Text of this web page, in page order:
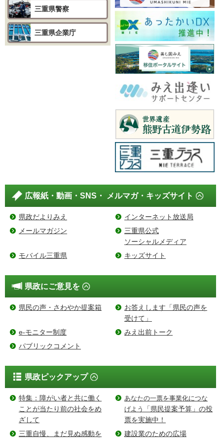
三重県警察
三重県企業庁
広報紙・動画・SNS・ メルマガ・キッズサイト
県政だよりみえ
インターネット放送局
メールマガジン
三重県公式
ソーシャルメディア
モバイル三重県
キッズサイト
県政にご意見を
県民の声・さわやか提案箱
お答えします「県民の声を
受けて」
e-モニター制度
みえ出前トーク
パブリックコメント
県政ピックアップ
特集：障がい者と共に働く
ことが当たり前の社会をめ
ざして
あなたの一票を事業化につな
げよう
「県民提案予算」の投
票を実施中！
三重自慢、まだ見ぬ感動を
建設業のための広場